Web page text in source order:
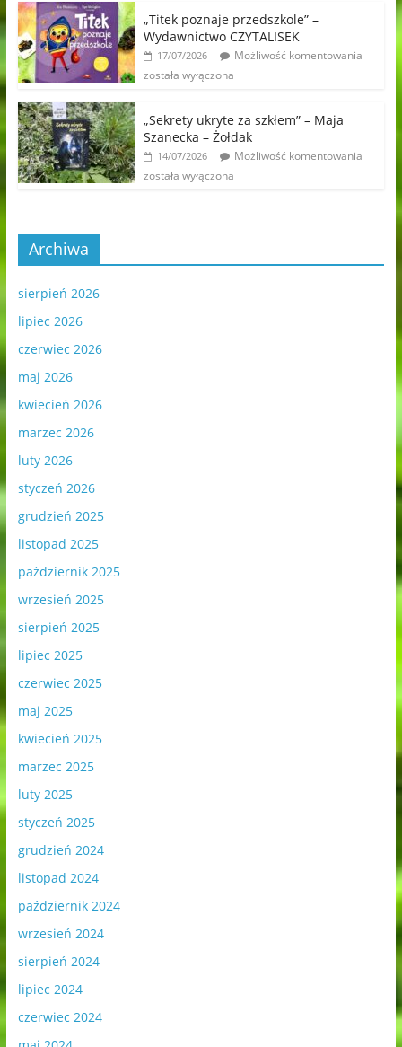
„Titek poznaje przedszkole” –
Wydawnictwo CZYTALISEK
17/07/2026
Możliwość komentowania
została wyłączona
„Sekrety ukryte za szkłem” – Maja
Szanecka – Żołdak
14/07/2026
Możliwość komentowania
została wyłączona
Archiwa
sierpień 2026
lipiec 2026
czerwiec 2026
maj 2026
kwiecień 2026
marzec 2026
luty 2026
styczeń 2026
grudzień 2025
listopad 2025
październik 2025
wrzesień 2025
sierpień 2025
lipiec 2025
czerwiec 2025
maj 2025
kwiecień 2025
marzec 2025
luty 2025
styczeń 2025
grudzień 2024
listopad 2024
październik 2024
wrzesień 2024
sierpień 2024
lipiec 2024
czerwiec 2024